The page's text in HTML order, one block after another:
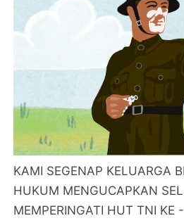
KAMI SEGENAP KELUARGA
HUKUM MENGUCAPKAN
MEMPERINGATI HUT TNI KE